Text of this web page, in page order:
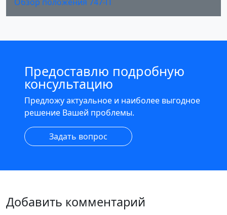
Предоставлю подробную
консультацию
Предложу актуальное и наиболее выгодное
решение Вашей проблемы.
Задать вопрос
Добавить комментарий